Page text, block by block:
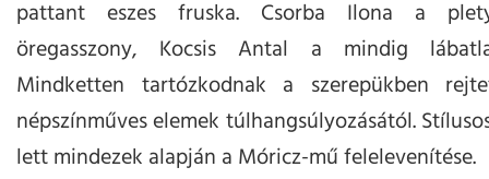
pattant eszes fruska. Csorba Ilona a
öregasszony, Kocsis Antal a mindig
Mindketten tartózkodnak a szerepükben
népszínműves elemek túlhangsúlyozásától.
lett mindezek alapján a Móricz-mű felelevenítése.